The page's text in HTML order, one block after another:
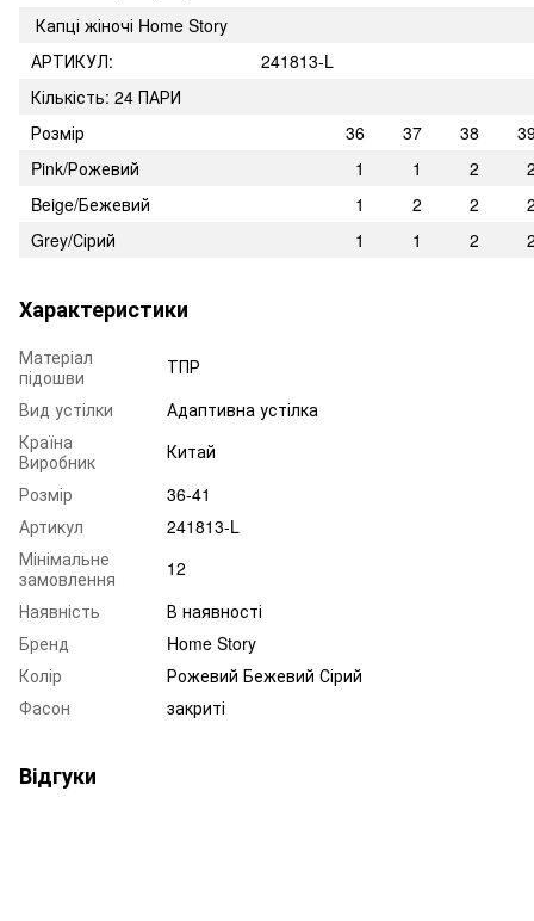
Капці жіночі Home Story
АРТИКУЛ:
241813-L
Кількість: 24 ПАРИ
Розмір
36 37 38
Pink/Рожевий
1 1 2
Beige/Бежевий
1 2 2
Grey/Сірий
1 1 2
Характеристики
Матеріал
підошви
ТПР
Вид устілки
Адаптивна устілка
Країна
Виробник
Китай
Розмір
36-41
Артикул
241813-L
Мінімальне
замовлення
12
Наявність
В наявності
Бренд
Home Story
Колір
Рожевий Бежевий Сірий
Фасон
закриті
Відгуки